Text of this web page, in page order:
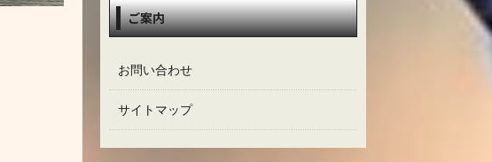
ご案内
お問い合わせ
サイトマップ